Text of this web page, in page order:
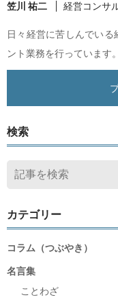
笠川 祐二 経営コンサ
日々経営に苦しんでい
ント業務を行っています。
検索
カテゴリー
コラム（つぶやき）
名言集
ことわざ